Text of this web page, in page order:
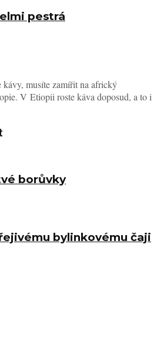
pestrá
musíte zamířit na africký
V Etiopii roste káva doposud, a to i
borůvky
bylinkovému čaji